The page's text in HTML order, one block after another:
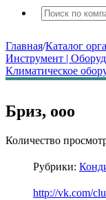
Главная/Каталог
Инструмент |
Климатическое
Бриз, ооо
Количество
Рубрики:
http://vk.com/